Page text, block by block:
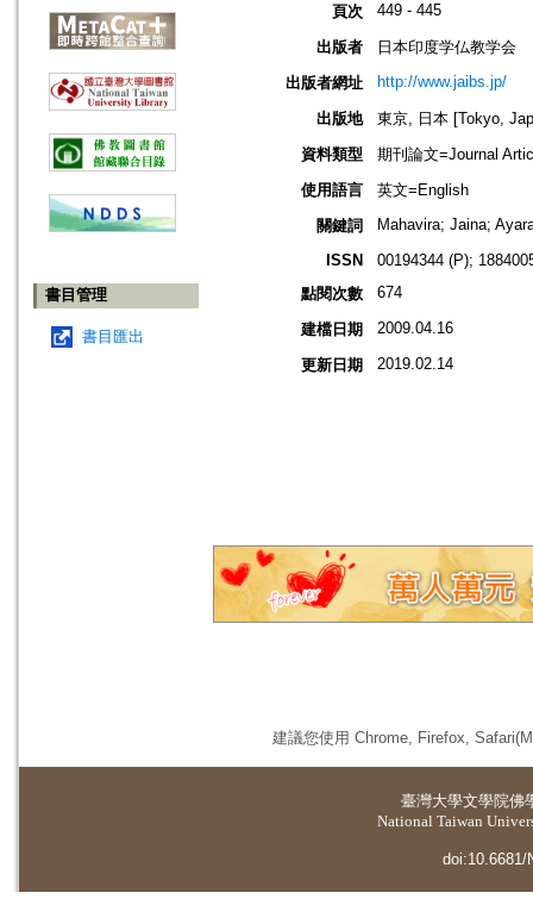
書目管理
書目匯出
頁次 449 - 445
出版者
日本印度学仏教学会
出版者網址
http://www.jaibs.jp/
出版地
東京, 日本 [Tokyo,
資料類型
期刊論文=Journal
使用語言
英文=English
關鍵詞
Mahavira; Jaina;
ISSN
00194344 (P);
點閱次數
674
建檔日期 2009.04.16
更新日期 2019.02.14
建議您使用 Chrome, Firefox,
臺灣大學文學院佛
National Taiwan
doi:10.6681/